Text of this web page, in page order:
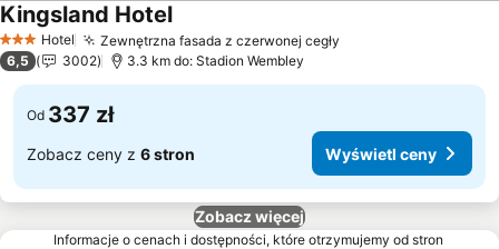
3 Kategoria
Hotel Zewnętrzna fasada z czerwonej cegły
Kingsland HotelWyświetl ceny
6,5 3002 3.3 km do: Stadion Wembley
Od 337 zł
Zobacz ceny z 6 stron Wyświetl ceny
Zobacz więcej
Informacje o cenach i dostępności, które otrzymujemy od stron